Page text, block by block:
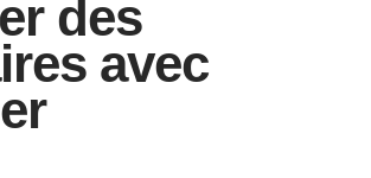
des
avec